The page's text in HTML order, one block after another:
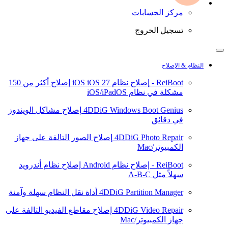
مركز الحسابات
تسجيل الخروج
النظام & الإصلاح
ReiBoot - إصلاح نظام iOS iOS 27
إصلاح أكثر من 150
مشكلة في نظام iOS/iPadOS
4DDiG Windows Boot Genius إصلاح مشاكل الويندوز
في دقائق
4DDiG Photo Repair إصلاح الصور التالفة على جهاز
الكمبيوتر/Mac
ReiBoot - إصلاح نظام Android
إصلاح نظام أندرويد
سهلاً مثل A-B-C
4DDiG Partition Manager أداة نقل النظام سهلة وآمنة
4DDiG Video Repair إصلاح مقاطع الفيديو التالفة على
جهاز الكمبيوتر/Mac